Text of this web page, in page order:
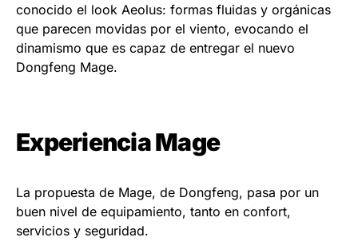
conocido el look Aeolus: formas fluidas y orgánicas
que parecen movidas por el viento, evocando el
dinamismo que es capaz de entregar el nuevo
Dongfeng Mage.
Experiencia Mage
La propuesta de Mage, de Dongfeng, pasa por un
buen nivel de equipamiento, tanto en confort,
servicios y seguridad.